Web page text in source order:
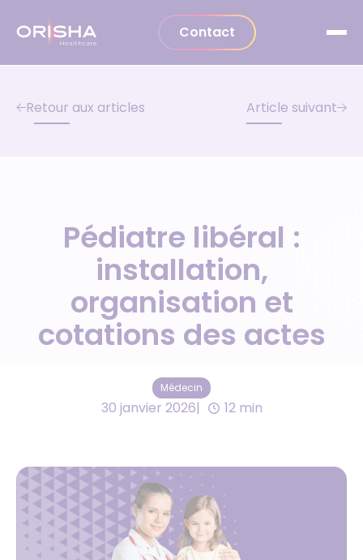
Contact
Retour aux articles Article suivant
Pédiatre libéral :
installation,
organisation et
cotations des actes
Médecin
30 janvier 2026 12 min